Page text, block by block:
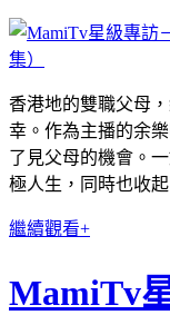
香港地的雙職父母
幸。作為主播的余
了見父母的機會。
極人生，同時也收
繼續觀看+
MamiTv